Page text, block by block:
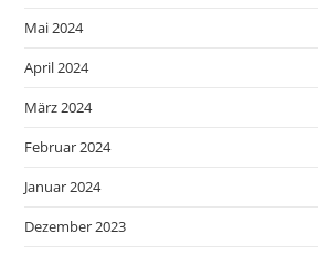
Mai 2024
April 2024
März 2024
Februar 2024
Januar 2024
Dezember 2023